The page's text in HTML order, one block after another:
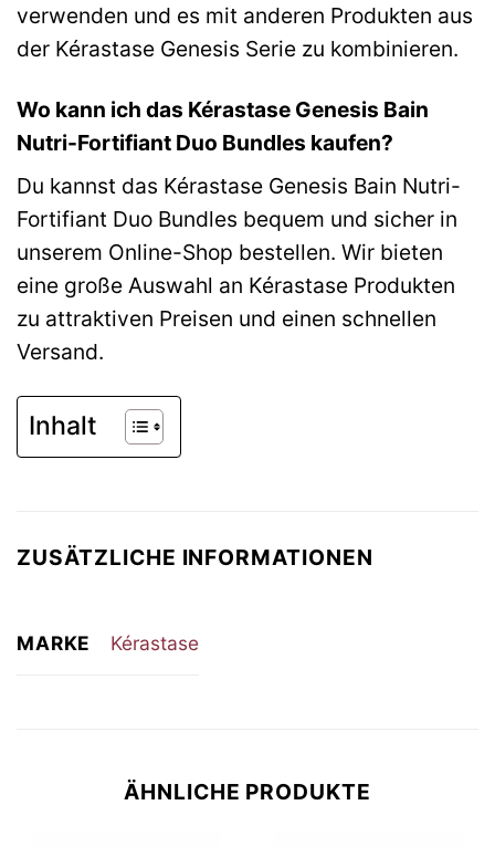
verwenden und es mit anderen Produkten aus
der Kérastase Genesis Serie zu kombinieren.
Wo kann ich das Kérastase Genesis Bain
Nutri-Fortifiant Duo Bundles kaufen?
Du kannst das Kérastase Genesis Bain Nutri-
Fortifiant Duo Bundles bequem und sicher in
unserem Online-Shop bestellen. Wir bieten
eine große Auswahl an Kérastase Produkten
zu attraktiven Preisen und einen schnellen
Versand.
Inhalt
ZUSÄTZLICHE INFORMATIONEN
MARKE Kérastase
ÄHNLICHE PRODUKTE